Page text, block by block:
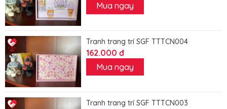
Mua ngay
Tranh trang trí SGF TTTCN004
162.000 đ
Mua ngay
Tranh trang trí SGF TTTCN003